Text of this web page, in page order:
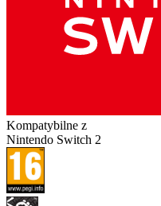
Kompatybilne z
Nintendo Switch 2